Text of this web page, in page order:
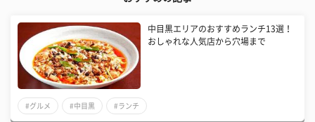
中目黒エリアのおすすめランチ13選！
おしゃれな人気店から穴場まで
#グルメ #中目黒 #ランチ